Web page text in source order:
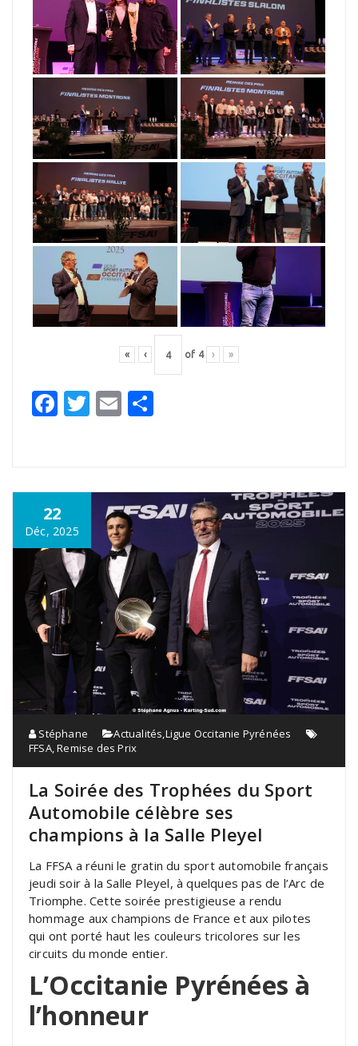
« ‹ of 4 › »
Facebook
Twitter
Email
22
Déc, 2025
Stéphane Actualités,Ligue Occitanie Pyrénées
FFSA,Remise des Prix
La Soirée des Trophées du Sport
Automobile célèbre ses
champions à la Salle Pleyel
La FFSA a réuni le gratin du sport automobile français
jeudi soir à la Salle Pleyel, à quelques pas de l’Arc de
Triomphe. Cette soirée prestigieuse a rendu
hommage aux champions de France et aux pilotes
qui ont porté haut les couleurs tricolores sur les
circuits du monde entier.
L’Occitanie Pyrénées à
l’honneur